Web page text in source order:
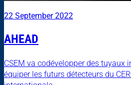
22 September 2022
AHEAD
CSEM va codévelopper des tuyaux
équiper les futurs détecteurs du